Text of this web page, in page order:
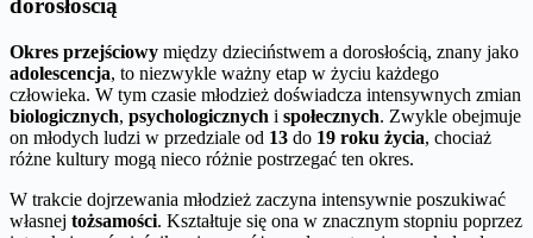
dorosłością
Okres przejściowy między dzieciństwem a dorosłością, znany jako
adolescencja, to niezwykle ważny etap w życiu każdego
człowieka. W tym czasie młodzież doświadcza intensywnych zmian
biologicznych, psychologicznych i społecznych. Zwykle obejmuje
on młodych ludzi w przedziale od 13 do 19 roku życia, chociaż
różne kultury mogą nieco różnie postrzegać ten okres.
W trakcie dojrzewania młodzież zaczyna intensywnie poszukiwać
własnej tożsamości. Kształtuje się ona w znacznym stopniu poprzez